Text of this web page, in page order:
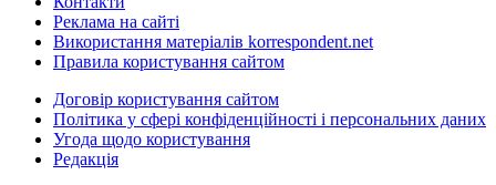
Реклама на сайті
Використання матеріалів korrespondent.net
Правила користування сайтом
Договір користування сайтом
Політика у сфері конфіденційності і персональних даних
Угода щодо користування
Редакція